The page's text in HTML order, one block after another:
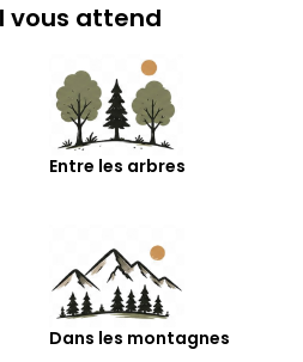
vous attend
Entre les arbres
Dans les montagnes